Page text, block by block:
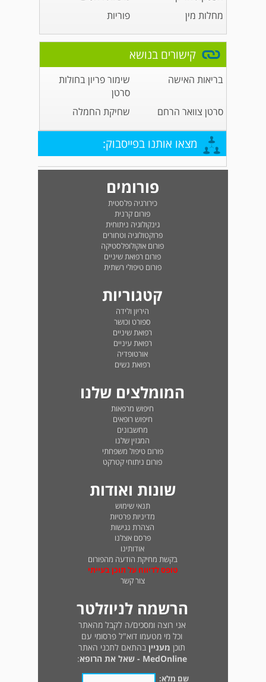
מחלות מין
פוריות
קישורים בנושא
בריאות האישה
שימור פריון בחולות
סרטן
סרטן צוואר הרחם
שחיקת החמלה
מצאו אותנו בפייסבוק:
פורומים
כירורגיה פלסטית
פורום קרנית
גינקולוגיה ניתוחית
פרוקטולוגיה וטחורים
פורום אוקולופלסטיקה
פורום רפואת שיניים
פורום טיפולי רשתית
קטגוריות
היריון ולידה
ספורט וכושר
רפואת שיניים
רפואת עיניים
אורטופדיה
רפואת נשים
המומלצים שלנו
חיפוש מרפאות
חיפוש רופאים
מחשבונים
המגזין שלנו
פורום טיפול משפחתי
פורום ניתוחי קטרקט
שונות ואודות
תנאי שימוש
מדיניות פרטיות
הצהרת נגישות
פרסם אצלנו
אודותינו
בקשת מחיקת הודעה מהפורום
טופס לדיווח על תוכן בעייתי
צור קשר
הרשמה לניוזלטר
אני רוצה ומסכים/ה לקבל מהאתר
וכל מי מטעמו דוא"ל פרסומי עם
תוכן מעניין בהתאם לתכני האתר
MedOnline - שאל את הרופא
:
שם מלא: